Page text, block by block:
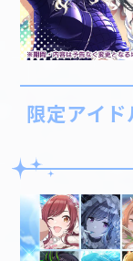
限定アイ